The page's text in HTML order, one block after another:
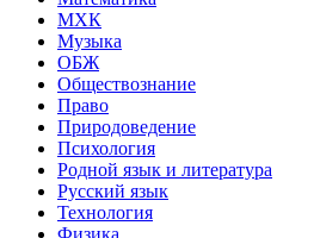
МХК
Музыка
ОБЖ
Обществознание
Право
Природоведение
Психология
Родной язык и литература
Русский язык
Технология
Физика